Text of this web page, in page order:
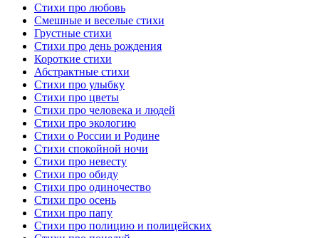
Стихи про любовь
Смешные и веселые стихи
Грустные стихи
Стихи про день рождения
Короткие стихи
Абстрактные стихи
Стихи про улыбку
Стихи про цветы
Стихи про человека и людей
Стихи про экологию
Стихи о России и Родине
Стихи спокойной ночи
Стихи про невесту
Стихи про обиду
Стихи про одиночество
Стихи про осень
Стихи про папу
Стихи про полицию и полицейских